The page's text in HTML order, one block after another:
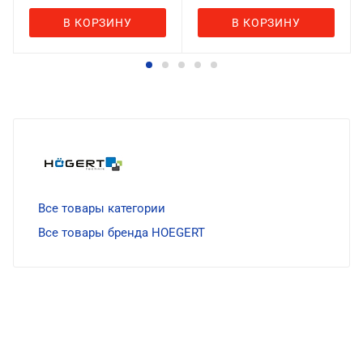
В КОРЗИНУ В КОРЗИНУ
Все товары категории
Все товары бренда HOEGERT